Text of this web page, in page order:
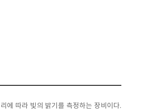
에 따라 빛의 밝기를 측정하는 장비이다.